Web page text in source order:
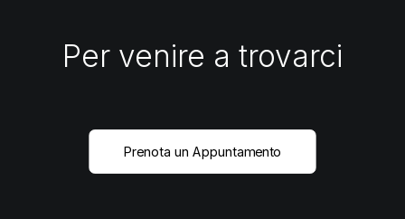
Per venire a trovarci
Prenota un Appuntamento